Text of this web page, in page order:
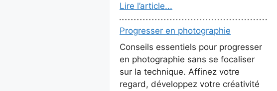
Lire l’article...
Progresser en photographie
Conseils essentiels pour progresser
en photographie sans se focaliser
sur la technique. Affinez votre
regard, développez votre créativité